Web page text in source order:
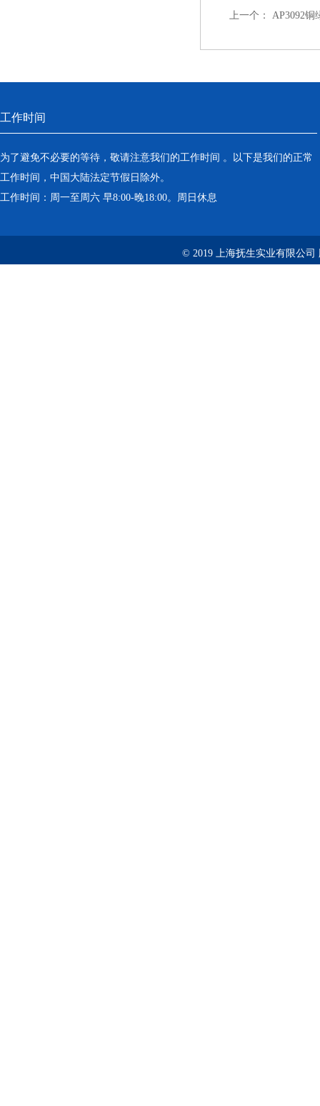
上一个： AP3092铜
工作时间
为了避免不必要的等待，敬请注意我们的工作时间 。以下是我们的正常
工作时间，中国大陆法定节假日除外。
工作时间：周一至周六 早8:00-晚18:00。周日休息
© 2019 上海抚生实业有限公司